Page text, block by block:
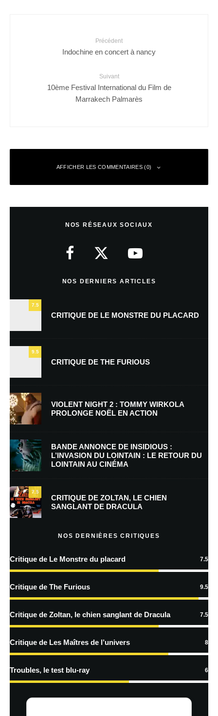
Précédent
Indochine en concert à nancy
Suivant
10ème Festival International du Film de
Marrakech Palmarès
AFFICHER LES COMMENTAIRES (0)
Nom*
E-mail *
Enregistrer mon nom, mon e-mail et mon site dans le navigateur pour
mon prochain commentaire.
Prévenez-moi de tous les nouveaux commentaires par e-mail.
Prévenez-moi de tous les nouveaux articles par e-mail.
En savoir
traitées
NOS RÉSEAUX SOCIAUX
NOS DERNIERS ARTICLES
7.5
CRITIQUE DE LE MONSTRE DU PLACARD
9.5
CRITIQUE DE THE FURIOUS
VIOLENT NIGHT 2 : TOMMY WIRKOLA
PROLONGE NOËL EN ACTION
BANDE ANNONCE DE INSIDIOUS :
L’INVASION DU LOINTAIN : LE RETOUR DU
LOINTAIN AU CINÉMA
7.5
CRITIQUE DE ZOLTAN, LE CHIEN
SANGLANT DE DRACULA
NOS DERNIÈRES CRITIQUES
Critique de Le Monstre du placard 7.5
Critique de The Furious 9.5
Critique de Zoltan, le chien sanglant de Dracula 7.5
Critique de Les Maîtres de l’univers 8
Troubles, le test blu-ray 6